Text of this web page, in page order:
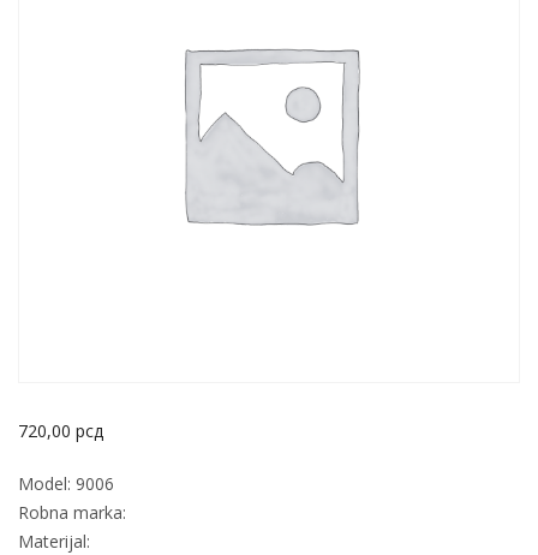
720,00 рсд
Model: 9006
Robna marka:
Materijal: